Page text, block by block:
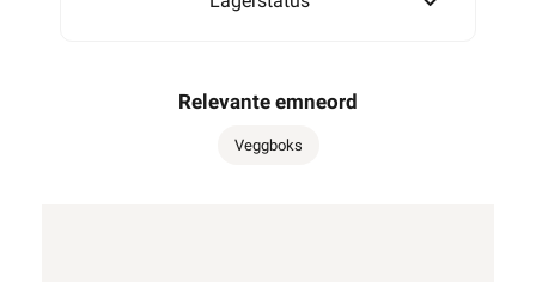
Relevante emneord
Veggboks